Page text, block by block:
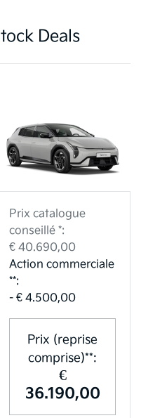
Deals
Prix catalogue
conseillé *:
€ 40.690,00
Action commerciale
**:
- € 4.500,00
Prix (reprise
comprise)**:
€
36.190,00